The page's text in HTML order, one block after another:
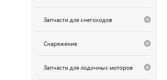
Запчасти для снегоходов
Снаряжение
Запчасти для лодочных моторов